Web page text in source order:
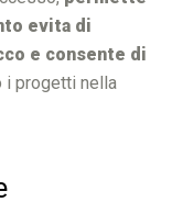
evita di
e consente di
i progetti nella